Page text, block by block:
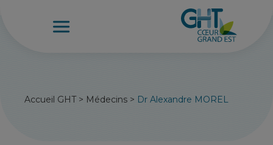
Accueil GHT> Médecins > Dr Alexandre MOREL